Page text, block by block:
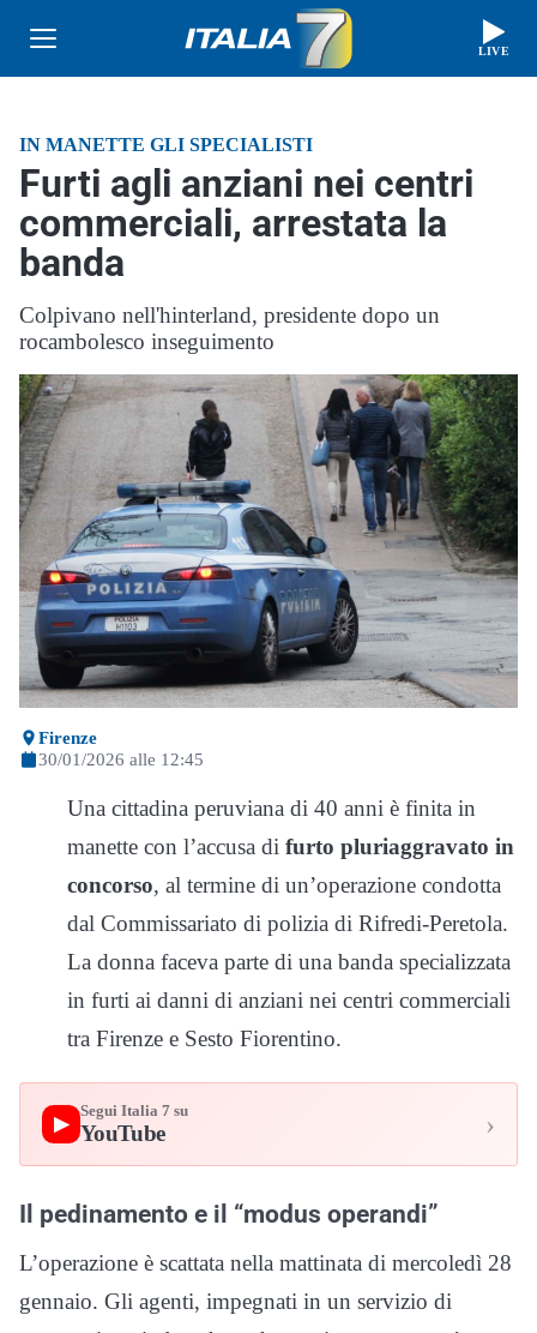
LIVE
IN MANETTE GLI SPECIALISTI
Furti agli anziani nei centri
commerciali, arrestata la
banda
Colpivano nell'hinterland, presidente dopo un
rocambolesco inseguimento
Firenze
30/01/2026 alle 12:45
Una cittadina peruviana di 40 anni è finita in
manette con l’accusa di furto pluriaggravato in
concorso, al termine di un’operazione condotta
dal Commissariato di polizia di Rifredi-Peretola.
La donna faceva parte di una banda specializzata
in furti ai danni di anziani nei centri commerciali
tra Firenze e Sesto Fiorentino.
▶
Segui Italia 7 su
YouTube ›
​Il pedinamento e il “modus operandi”
​L’operazione è scattata nella mattinata di mercoledì 28
gennaio. Gli agenti, impegnati in un servizio di